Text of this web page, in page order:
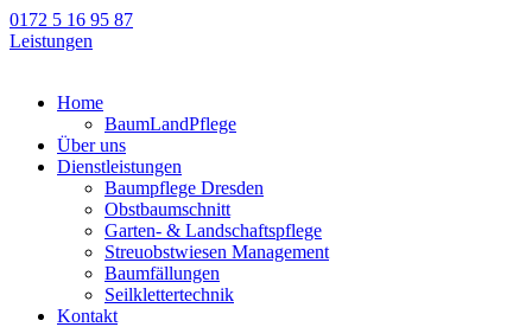
0172 5 16 95 87
Leistungen
Home
BaumLandPflege
Über uns
Dienstleistungen
Baumpflege Dresden
Obstbaumschnitt
Garten- & Landschaftspflege
Streuobstwiesen Management
Baumfällungen
Seilklettertechnik
Kontakt